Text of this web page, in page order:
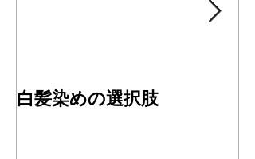
白髪染めの選択肢